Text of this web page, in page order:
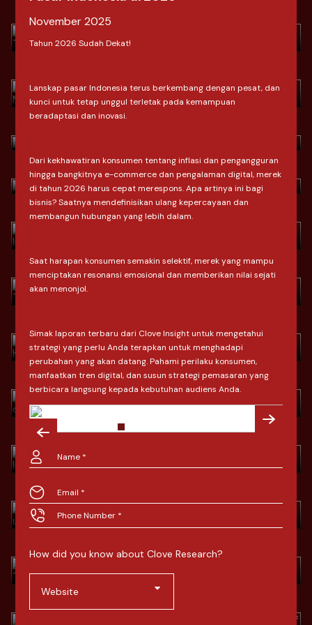
Download
> Habis Lebaran, Omzet Terjun
Bebas? Strategi Mengubah Pembeli
April 2026
Download
> Indonesia Fashion Market Outlook
by Clove Research
Download
March 2026
Download
> Ramadan & Lebaran: Shifting
Consumer Behavior In Indonesia
February 2026
Download
> Dari SEO ke AIO Saat Konsumen
"Bertanya"
January 2026
> 2026: Lebih dari Sekadar Angka,
January 2026
Download
> Strategi Brand Menghadapi
Dinamika Pasar Indonesia di 2026
November 2025
> Brand Strategies To Face the
Dynamics of the Indonesian Market
in 2026
November 2025
Download
Strategi Bertahan untuk Merek
October 2025
> Tren Ekonomi & Belanja Konsumen
Akhir 2025: Santai Tapi Paham
September 2025
Download
> Economic & Consumer Spending
Trends at the End of 2025: Relaxed
But Informed
> Mengapa Strategi Riset Culturally
November 2025
Tahun 2026 Sudah Dekat!
Lanskap pasar Indonesia terus berkembang dengan pesat, dan
kunci untuk tetap unggul terletak pada kemampuan
beradaptasi dan inovasi.
Dari kekhawatiran konsumen tentang inflasi dan pengangguran
hingga bangkitnya e-commerce dan pengalaman digital, merek
di tahun 2026 harus cepat merespons. Apa artinya ini bagi
bisnis? Saatnya mendefinisikan ulang kepercayaan dan
membangun hubungan yang lebih dalam.
Saat harapan konsumen semakin selektif, merek yang mampu
menciptakan resonansi emosional dan memberikan nilai sejati
akan menonjol.
Simak laporan terbaru dari Clove Insight untuk mengetahui
strategi yang perlu Anda terapkan untuk menghadapi
perubahan yang akan datang. Pahami perilaku konsumen,
manfaatkan tren digital, dan susun strategi pemasaran yang
berbicara langsung kepada kebutuhan audiens Anda.
How did you know about Clove Research?
Website